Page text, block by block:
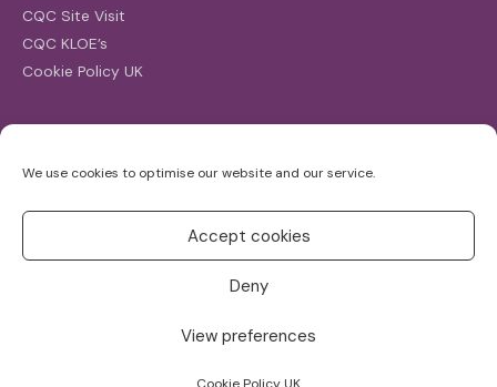
We use cookies to optimise our website and our service.
Accept cookies
Deny
View preferences
CQC Site Visit
CQC KLOE’s
Cookie Policy UK
for: